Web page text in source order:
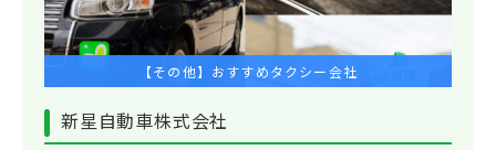
【その他】おすすめタクシー会社
新星自動車株式会社